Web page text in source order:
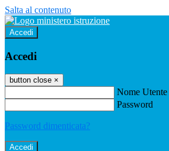
Salta al contenuto
Accedi
Accedi
button close ×
Nome Utente
Password
Password dimenticata?